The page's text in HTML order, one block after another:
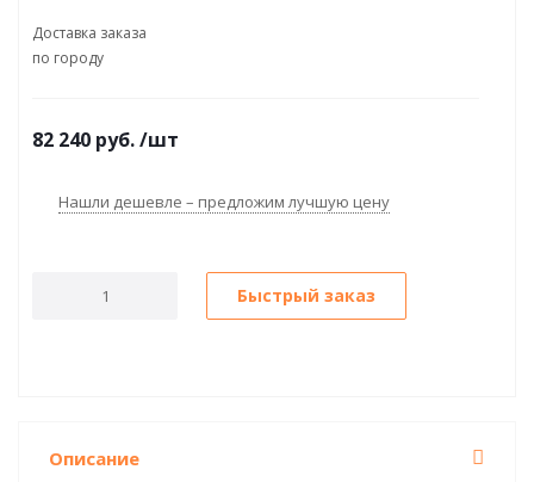
Доставка заказа
по городу
82 240 руб./шт
Нашли дешевле – предложим лучшую цену
Быстрый заказ
Описание